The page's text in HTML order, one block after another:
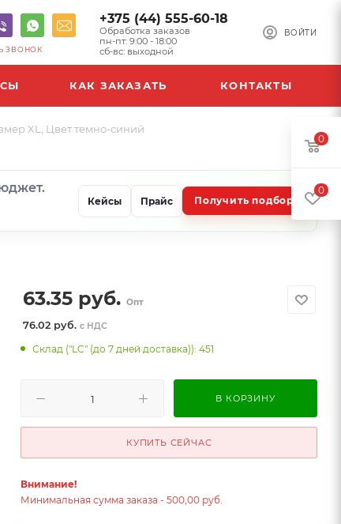
ВОЙТИ
+375 (44) 555-60-18
Обработка заказов
пн-пт: 9:00 - 18:00
сб-вс: выходной
ЗВОНОК
КАК ЗАКАЗАТЬ КОНТАКТЫ
XL, Цвет темно-синий
Кейсы Прайс Получить подбор
63.35 руб. Опт
76.02 руб.с НДС
Склад ("LC" (до 7 дней доставка)): 451
В КОРЗИНУ
КУПИТЬ СЕЙЧАС
Внимание!
Минимальная сумма заказа - 500,00 руб.
0
0